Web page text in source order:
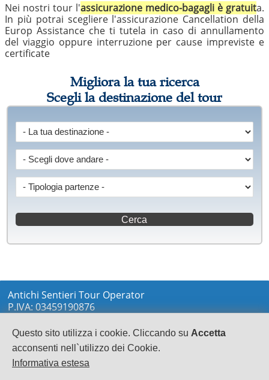
Questo sito utilizza i cookie. Cliccando su Accetta
acconsenti nell`utilizzo dei Cookie.
Informativa estesa
Nei nostri tour l'assicurazione medico-bagagli è gratuita.
In più potrai scegliere l'assicurazione Cancellation della
Europ Assistance che ti tutela in caso di annullamento
del viaggio oppure interruzione per cause impreviste e
certificate
Migliora la tua ricerca
Scegli la destinazione del tour
Antichi Sentieri Tour Operator
P.IVA: 03459190876
LOCRI
0964233148
info@antichisentieri.it